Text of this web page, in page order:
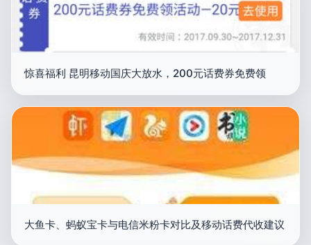
惊喜福利 昆明移动国庆大放水，200元话费券免费领
大鱼卡、蚂蚁宝卡与电信米粉卡对比及移动话费代收建议